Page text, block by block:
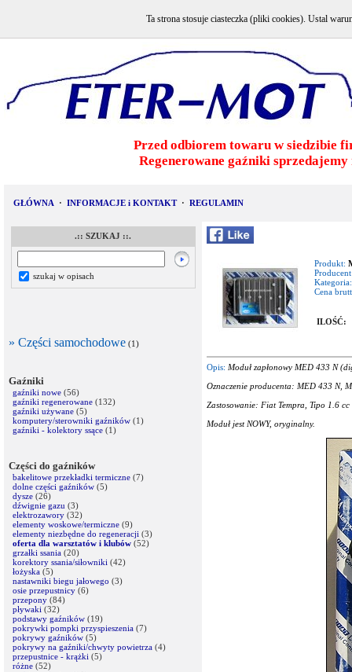
Przed odbiorem towaru w siedzibie
Regenerowane gaźniki
GŁÓWNA · INFORMACJE i KONTAKT · REGULAMIN
.:: SZUKAJ ::.
szukaj w opisach
» Części samochodowe (1)
Gaźniki
gaźniki nowe (56)
gaźniki regenerowane (132)
gaźniki używane (5)
komputery/sterowniki gaźników (1)
gaźniki - kolektory ssące (1)
Części do gaźników
bakelitowe przekładki termiczne (7)
dolne części gaźników (5)
dysze (26)
dźwignie gazu (3)
elektrozawory (32)
elementy woskowe/termiczne (9)
elementy niezbędne do regeneracji (3)
oferta dla warsztatów i klubów (52)
grzałki ssania (20)
korektory ssania/siłowniki (42)
łożyska (5)
nastawniki biegu jałowego (3)
osie przepustnicy (6)
przepony (84)
pływaki (32)
podstawy gaźników (19)
pokrywki pompki przyspieszenia (7)
pokrywy gaźników (5)
pokrywy na gaźniki/chwyty powietrza (4)
przepustnice - krążki (5)
różne (52)
Produkt:
Kategoria:
Cena
ILOŚĆ:
Opis: Moduł zapłonowy MED 433 N
Oznaczenie producenta: MED 433 N,
Zastosowanie: Fiat Tempra, Tipo 1.6
Moduł jest NOWY, oryginalny.
Ta strona stosuje ciasteczka (pliki cookies). Ustal